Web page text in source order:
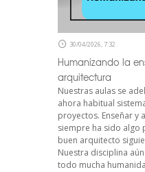
30/04/2026, 7:32
Humanizando la
arquitectura
Nuestras aulas se
ahora habitual
proyectos. Enseñar y
siempre ha sido algo
buen arquitecto
Nuestra disciplina
todo mucha